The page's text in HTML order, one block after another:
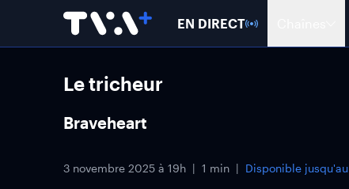
EN DIRECT
Le tricheur
Braveheart
3 novembre 2025 à 19h 1 min Disponible jusqu'au